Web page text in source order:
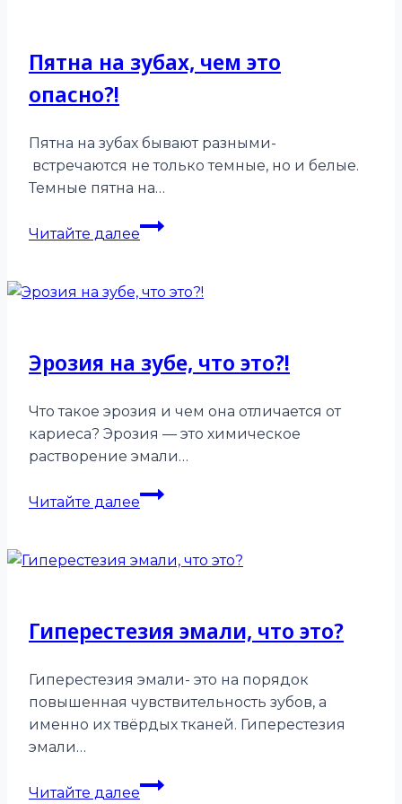
Пятна на зубах, чем это
опасно?!
Пятна на зубах бывают разными-
встречаются не только темные, но и белые.
Темные пятна на…
Читайте далее
Пятна
на
чем
Эрозия на зубе, что это?!
Что такое эрозия и чем она отличается от
кариеса? Эрозия — это химическое
растворение эмали…
Читайте далее
Эрозия
на
что
Гиперестезия эмали, что это?
Гиперестезия эмали- это на порядок
повышенная чувствительность зубов, а
именно их твёрдых тканей. Гиперестезия
эмали…
Читайте далее
Гиперестезия